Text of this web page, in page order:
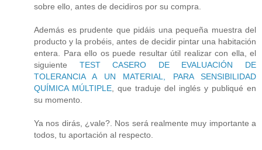
sobre ello, antes de decidiros por su compra.
Además es prudente que pidáis una pequeña muestra del
producto y la probéis, antes de decidir pintar una habitación
entera. Para ello os puede resultar útil realizar con ella, el
siguiente TEST CASERO DE EVALUACIÓN DE
TOLERANCIA A UN MATERIAL, PARA SENSIBILIDAD
QUÍMICA MÚLTIPLE , que traduje del inglés y publiqué en
su momento.
Ya nos dirás, ¿vale?. Nos será realmente muy importante a
todos, tu aportación al respecto.